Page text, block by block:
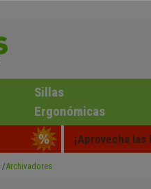
Sillas
Ergonómicas
¡Aprovecha
Archivadores